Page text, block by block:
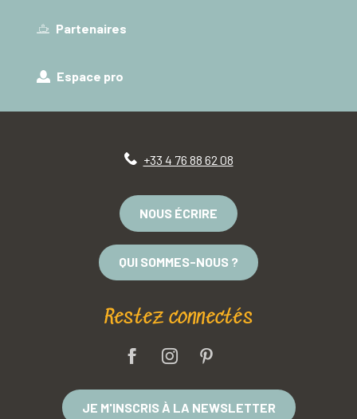
Partenaires
Espace pro
+33 4 76 88 62 08
NOUS ÉCRIRE
QUI SOMMES-NOUS ?
Restez connectés
JE M'INSCRIS À LA NEWSLETTER